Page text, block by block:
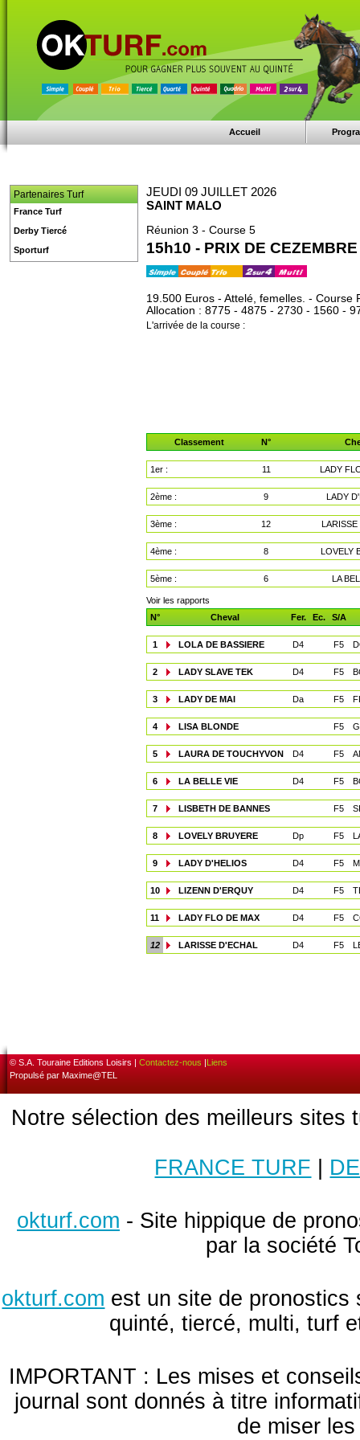
Accueil
JEUDI 09 JUILLET 2026
SAINT MALO
Réunion 3 - Course 5
15h10 - PRIX DE CEZEMBRE
19.500 Euros - Attelé, femelles. - Course
Allocation : 8775 - 4875 - 2730 - 1560 -
L'arrivée de la course :
Classement N°
1er : 11 LADY
2ème : 9 LADY
3ème : 12 LARISSE
4ème : 8 LOVELY
5ème : 6 LA
Voir les rapports
N°
Cheval Fer. Ec. S/A
1 LOLA DE BASSIERE D4 F5
2 LADY SLAVE TEK D4 F5
3 LADY DE MAI Da F5
4 LISA BLONDE F5
5 LAURA DE TOUCHYVON D4 F5
6 LA BELLE VIE D4 F5
7 LISBETH DE BANNES F5
8 LOVELY BRUYERE Dp F5
9 LADY D'HELIOS D4 F5
10 LIZENN D'ERQUY D4 F5
11 LADY FLO DE MAX D4 F5
12 LARISSE D'ECHAL D4 F5
Partenaires Turf
France Turf
Derby Tiercé
Sporturf
© S.A. Touraine Editions Loisirs | Contactez-nous |Liens
Propulsé par Maxime@TEL
Notre sélection des meilleurs sites
FRANCE TURF
okturf.com - Site hippique de
par la société
okturf.com est un site de pronostics
quinté, tiercé, multi, turf
IMPORTANT : Les mises et
journal sont donnés à titre
de miser